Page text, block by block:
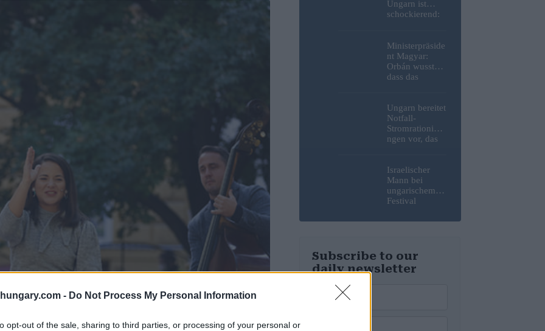
- Do Not Process My Personal Information
opt-out of the sale, sharing to third parties, or processing of your personal or
der Donau in
Budapest
Ungarn ist
schockierend:
und
Energiekrise
geben wir uns
weiterhin
Ministerpräside
nt Magyar:
Orbán wusste,
dass das
kurz vor dem
Zusammenbruc
h stand, hat
jedoch nichts
Ungarn bereitet
Notfall-
Stromrationieru
ngen vor, das
diesem
Wochenende
stillgelegt
werden
Israelischer
Mann bei
ungarischem
Festival
n
Subscribe to our
daily newsletter